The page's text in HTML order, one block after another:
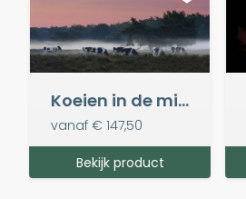
Koeien in de mist
vanaf € 147,50
Bekijk product